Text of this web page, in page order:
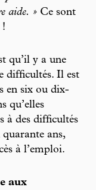
aide. » Ce sont
!
qu’il y a une
difficultés. Il est
en six ou dix-
qu’elles
à des difficultés
ans,
à l’emploi.
aux